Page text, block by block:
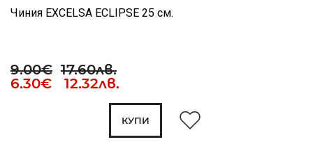
Чиния EXCELSA ECLIPSE 25 см.
9.00€ 17.60лв.
6.30€ 12.32лв.
КУПИ